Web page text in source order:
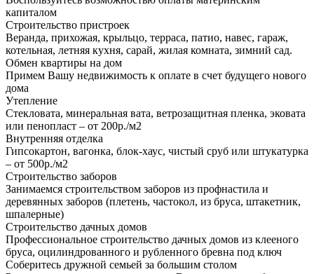
капиталом
Строительство пристроек
Веранда, прихожая, крыльцо, терраса, патио, навес, гараж,
котельная, летняя кухня, сарай, жилая комната, зимний сад.
Обмен квартиры на дом
Примем Вашу недвижимость к оплате в счет будущего нового
дома
Утепление
Стекловата, минеральная вата, ветрозащитная пленка, эковата
или пенопласт – от 200р./м2
Внутренняя отделка
Гипсокартон, вагонка, блок-хаус, чистый сруб или штукатурка
– от 500р./м2
Строительство заборов
Занимаемся строительством заборов из профнастила и
деревянных заборов (плетень, частокол, из бруса, штакетник,
шпалерные)
Строительство дачных домов
Профессиональное строительство дачных домов из клееного
бруса, оцилиндрованного и рубленного бревна под ключ
Соберитесь дружной семьей за большим столом